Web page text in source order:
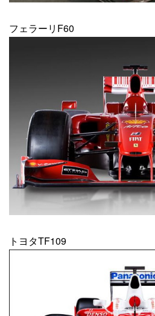
フェラーリF60
トヨタTF109